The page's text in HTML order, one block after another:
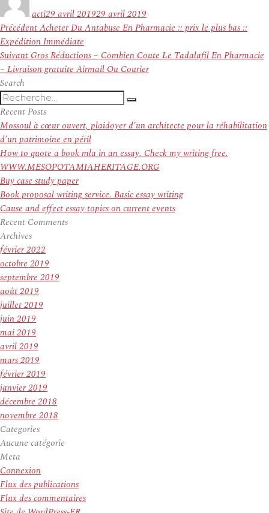
actile
29 avril 201929 avril 2019
Navigation
de
l’article
PrécédentArticle
précédent :
Acheter Du Antabuse En Pharmacie :: prix le plus bas ::
Expédition Immédiate
Suivant Article
suivant :
Gros Réductions – Combien Coute Le Tadalafil En Pharmacie
– Livraison gratuite Airmail Ou Courier
Search
Recherche
pour
:
Recherche
Recent Posts
Mossoul à cœur ouvert, plaidoyer d’un architecte pour la réhabilitation
d’un patrimoine en péril
How to quote a book mla in an essay. Check my writing free.
WWW.MESOPOTAMIAHERITAGE.ORG
Buy case study paper
Book proposal writing service. Basic essay writing
Cause and effect essay topics on current events
Recent Comments
Archives
février 2022
octobre 2019
septembre 2019
août 2019
juillet 2019
juin 2019
mai 2019
avril 2019
mars 2019
février 2019
janvier 2019
décembre 2018
novembre 2018
Categories
Aucune catégorie
Meta
Connexion
Flux des publications
Flux des commentaires